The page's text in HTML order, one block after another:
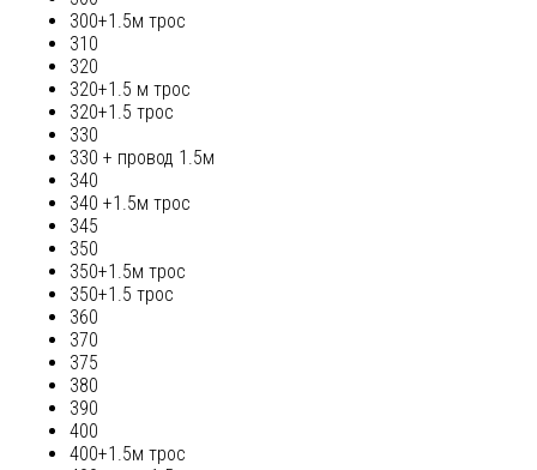
300+1.5м трос
310
320
320+1.5 м трос
320+1.5 трос
330
330 + провод 1.5м
340
340 +1.5м трос
345
350
350+1.5м трос
350+1.5 трос
360
370
375
380
390
400
400+1.5м трос